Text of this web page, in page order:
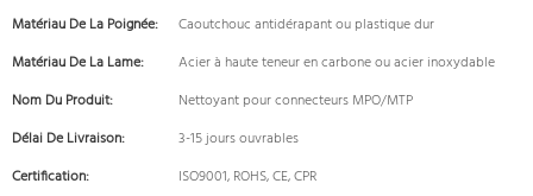
Matériau De La Poignée:
Caoutchouc antidérapant ou plastique dur
Matériau De La Lame:
Acier à haute teneur en carbone ou acier inoxydable
Nom Du Produit:
Nettoyant pour connecteurs MPO/MTP
Délai De Livraison:
3-15 jours ouvrables
Certification:
ISO9001, ROHS, CE, CPR